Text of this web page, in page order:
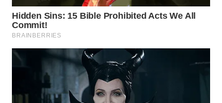
CIREBON
WN
INDRAMAYU
KUNINGAN